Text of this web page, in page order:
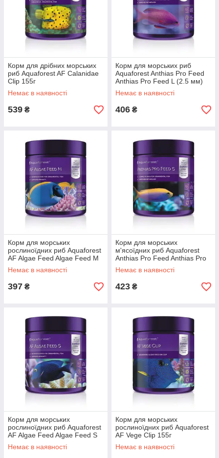
Корм для дрібних морських
риб Aquaforest AF Calanidae
Clip 155г
Немає в наявності
539 ₴
Корм для морських риб
Aquaforest Anthias Pro Feed
Anthias Pro Feed L (2.5 мм)
155г
Немає в наявності
406 ₴
Корм для морських
рослиноїдних риб Aquaforest
AF Algae Feed Algae Feed M
(2.5 мм) 155г
Немає в наявності
397 ₴
Корм для морських
м'ясоїдних риб Aquaforest
Anthias Pro Feed Anthias Pro
Feed (1мм) 155г
Немає в наявності
423 ₴
Корм для морських
рослиноїдних риб Aquaforest
AF Algae Feed Algae Feed S
(1мм) 155г
Немає в наявності
Корм для морських
рослиноїдних риб Aquaforest
AF Vege Clip 155г
Немає в наявності